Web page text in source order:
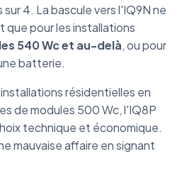
4. La bascule vers l'IQ9N ne
que pour les installations
540 Wc et au-delà, ou pour
batterie.
résidentielles en
de modules 500 Wc, l'IQ8P
technique et économique.
mauvaise affaire en signant